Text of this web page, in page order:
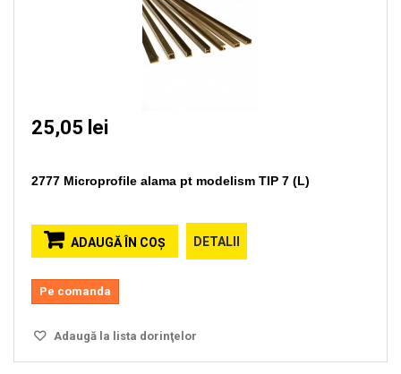
25,05 lei
2777 Microprofile alama pt modelism TIP 7 (L)
ADAUGĂ ÎN COŞ DETALII
Pe comanda
Adaugă la lista dorinţelor